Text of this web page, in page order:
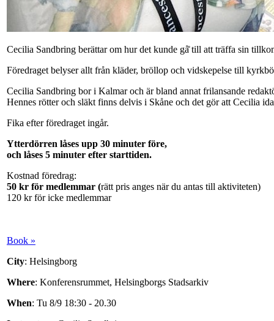
Cecilia Sandbring berättar om hur det kunde gå̊ till att träffa sin
Föredraget belyser allt från kläder, bröllop och vidskepelse till
Cecilia Sandbring bor i Kalmar och är bland annat frilansande
Hennes rötter och släkt finns delvis i Skåne och det gör att Cecilia
Fika efter föredraget ingår.
Ytterdörren låses upp 30 minuter före,
och låses 5 minuter efter starttiden.
Kostnad föredrag:
50 kr för medlemmar (rätt pris anges när du antas till aktiviteten)
120 kr för icke medlemmar
Book »
City: Helsingborg
Where: Konferensrummet, Helsingborgs Stadsarkiv
When: Tu 8/9 18:30 - 20.30